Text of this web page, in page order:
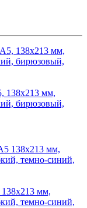
138x213 мм,
бирюзовый,
мм,
темно-синий,